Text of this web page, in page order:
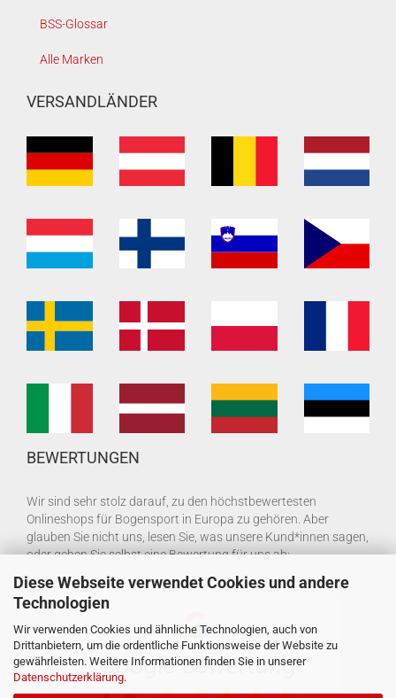
Diese Webseite verwendet Cookies und andere
Technologien
Wir verwenden Cookies und ähnliche Technologien, auch von
Drittanbietern, um die ordentliche Funktionsweise der Website zu
gewährleisten. Weitere Informationen finden Sie in unserer
Datenschutzerklärung.
BSS-Glossar
Alle Marken
VERSANDLÄNDER
BEWERTUNGEN
Wir sind sehr stolz darauf, zu den höchstbewertesten
Onlineshops für Bogensport in Europa zu gehören. Aber
glauben Sie nicht uns, lesen Sie, was unsere Kund*innen sagen,
oder geben Sie selbst eine Bewertung für uns ab: